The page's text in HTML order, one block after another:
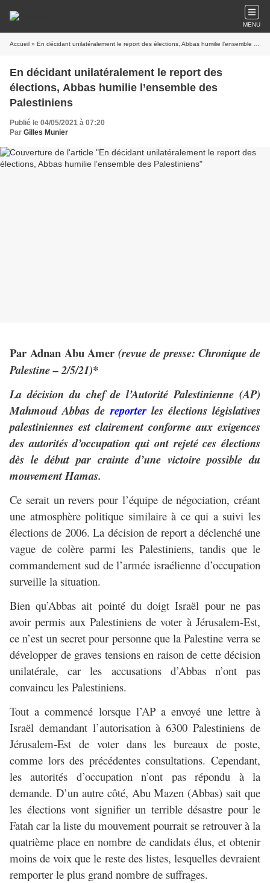
MENU
Accueil » En décidant unilatéralement le report des élections, Abbas humilie l’ensemble des Palestiniens
En décidant unilatéralement le report des
élections, Abbas humilie l’ensemble des
Palestiniens
Publié le 04/05/2021 à 07:20
Par Gilles Munier
Par Adnan Abu Amer (revue de presse: Chronique de
Palestine – 2/5/21)*
La décision du chef de l’Autorité Palestinienne (AP)
Mahmoud Abbas dereporterles élections législatives
palestiniennes est clairement conforme aux exigences
des autorités d’occupation qui ont rejeté ces élections
dès le début par crainte d’une victoire possible du
mouvement Hamas.
Ce serait un revers pour l’équipe de négociation, créant
une atmosphère politique similaire à ce qui a suivi les
élections de 2006. La décision de report a déclenché une
vague de colère parmi les Palestiniens, tandis que le
commandement sud de l’armée israélienne d’occupation
surveille la situation.
Bien qu’Abbas ait pointé du doigt Israël pour ne pas
avoir permis aux Palestiniens de voter à Jérusalem-Est,
ce n’est un secret pour personne que la Palestine verra se
développer de graves tensions en raison de cette décision
unilatérale, car les accusations d’Abbas n’ont pas
convaincu les Palestiniens.
Tout a commencé lorsque l’AP a envoyé une lettre à
Israël demandant l’autorisation à 6300 Palestiniens de
Jérusalem-Est de voter dans les bureaux de poste,
comme lors des précédentes consultations. Cependant,
les autorités d’occupation n’ont pas répondu à la
demande. D’un autre côté, Abu Mazen (Abbas) sait que
les élections vont signifier un terrible désastre pour le
Fatah car la liste du mouvement pourrait se retrouver à la
quatrième place en nombre de candidats élus, et obtenir
moins de voix que le reste des listes, lesquelles devraient
remporter le plus grand nombre de suffrages.